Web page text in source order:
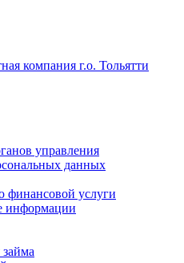
компания г.о. Тольятти
управления
данных
финансовой услуги
информации